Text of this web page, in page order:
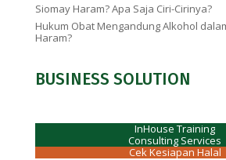
Siomay Haram? Apa Saja Ciri-Cirinya?
Hukum Obat Mengandung Alkohol
Haram?
BUSINESS SOLUTION
InHouse Training
Consulting Services
Cek Kesiapan Halal